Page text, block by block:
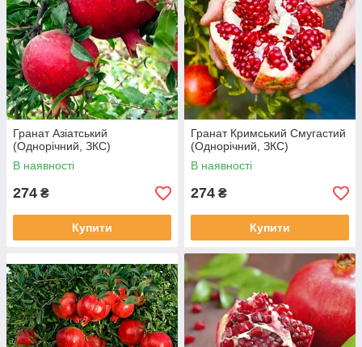
Гранат Азіатський
(Однорічний, ЗКС)
В наявності
274 ₴
Купити
Гранат Кримський Смугастий
(Однорічний, ЗКС)
В наявності
274 ₴
Купити